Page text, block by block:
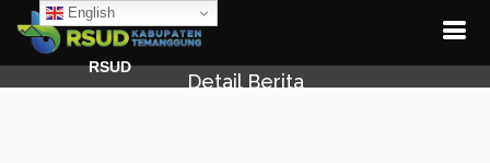
English
RSUD
Detail Berita